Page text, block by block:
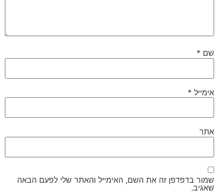
שם *
אימייל *
אתר
שמור בדפדפן זה את השם, האימייל והאתר שלי לפעם הבאה
שאגיב.